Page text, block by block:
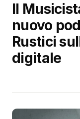
Il
nuovo
Rustici
digitale